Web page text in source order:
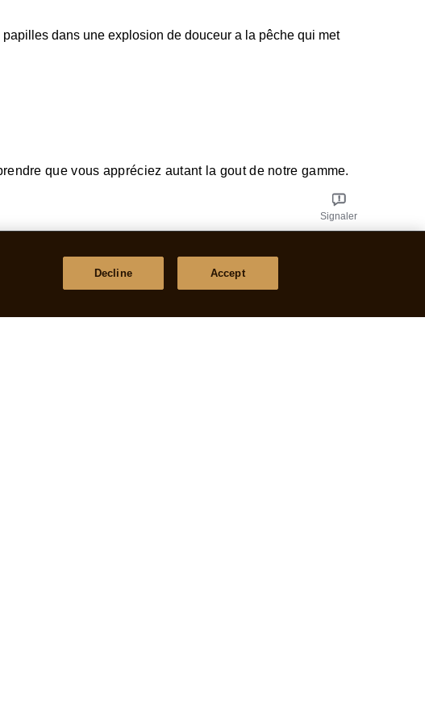
dans une explosion de douceur a la pêche qui met
que vous appréciez autant la gout de notre gamme.
Signaler
Decline Accept